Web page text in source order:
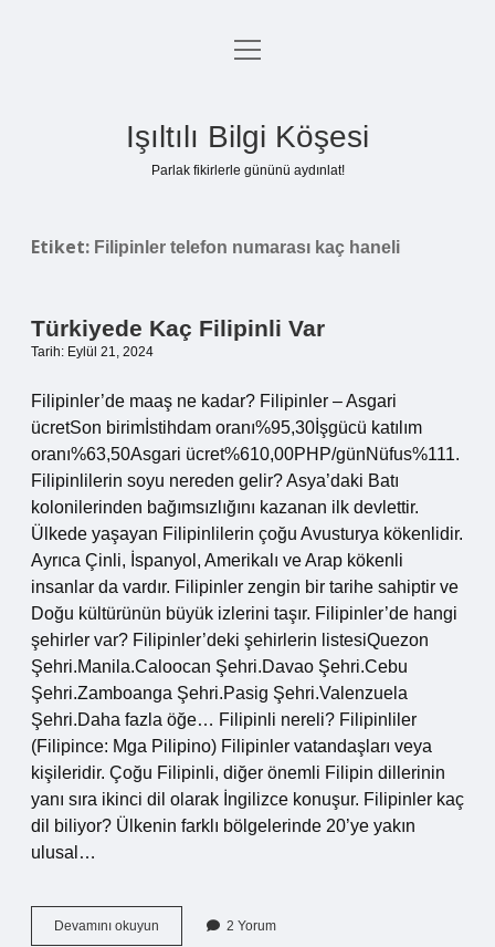
Anasayfa
Yasal Uyarı
menüyü
Işıltılı Bilgi Köşesi
Parlak fikirlerle gününü aydınlat!
Etiket: Filipinler telefon numarası kaç haneli
Türkiyede Kaç Filipinli Var
Tarih: Eylül 21, 2024
Filipinler’de maaş ne kadar? Filipinler – Asgari
ücretSon birimİstihdam oranı%95,30İşgücü katılım
oranı%63,50Asgari ücret%610,00PHP/günNüfus%111.
Filipinlilerin soyu nereden gelir? Asya’daki Batı
kolonilerinden bağımsızlığını kazanan ilk devlettir.
Ülkede yaşayan Filipinlilerin çoğu Avusturya kökenlidir.
Ayrıca Çinli, İspanyol, Amerikalı ve Arap kökenli
insanlar da vardır. Filipinler zengin bir tarihe sahiptir ve
Doğu kültürünün büyük izlerini taşır. Filipinler’de hangi
şehirler var? Filipinler’deki şehirlerin listesiQuezon
Şehri.Manila.Caloocan Şehri.Davao Şehri.Cebu
Şehri.Zamboanga Şehri.Pasig Şehri.Valenzuela
Şehri.Daha fazla öğe… Filipinli nereli? Filipinliler
(Filipince: Mga Pilipino) Filipinler vatandaşları veya
kişileridir. Çoğu Filipinli, diğer önemli Filipin dillerinin
yanı sıra ikinci dil olarak İngilizce konuşur. Filipinler kaç
dil biliyor? Ülkenin farklı bölgelerinde 20’ye yakın
ulusal…
Devamını okuyun Türkiyede 2 Yorum